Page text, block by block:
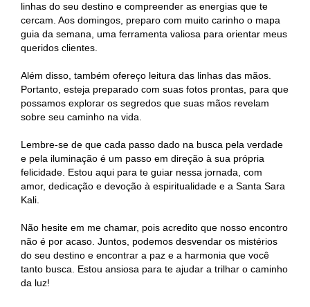
linhas do seu destino e compreender as energias que te
cercam. Aos domingos, preparo com muito carinho o mapa
guia da semana, uma ferramenta valiosa para orientar meus
queridos clientes.
Além disso, também ofereço leitura das linhas das mãos.
Portanto, esteja preparado com suas fotos prontas, para que
possamos explorar os segredos que suas mãos revelam
sobre seu caminho na vida.
Lembre-se de que cada passo dado na busca pela verdade
e pela iluminação é um passo em direção à sua própria
felicidade. Estou aqui para te guiar nessa jornada, com
amor, dedicação e devoção à espiritualidade e a Santa Sara
Kali.
Não hesite em me chamar, pois acredito que nosso encontro
não é por acaso. Juntos, podemos desvendar os mistérios
do seu destino e encontrar a paz e a harmonia que você
tanto busca. Estou ansiosa para te ajudar a trilhar o caminho
da luz!